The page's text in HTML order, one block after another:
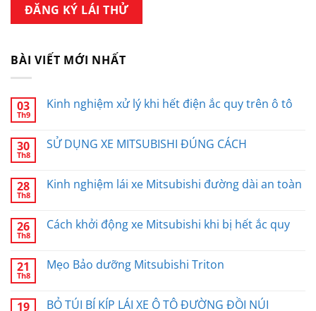
BÀI VIẾT MỚI NHẤT
03
Th9
Kinh nghiệm xử lý khi hết điện ắc quy trên ô tô
30
Th8
SỬ DỤNG XE MITSUBISHI ĐÚNG CÁCH
28
Th8
Kinh nghiệm lái xe Mitsubishi đường dài an toàn
26
Th8
Cách khởi động xe Mitsubishi khi bị hết ắc quy
21
Th8
Mẹo Bảo dưỡng Mitsubishi Triton
19 BỎ TÚI BÍ KÍP LÁI XE Ô TÔ ĐƯỜNG ĐỒI NÚI